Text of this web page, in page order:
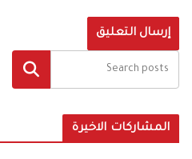
البحث
المشاركات الاخيرة